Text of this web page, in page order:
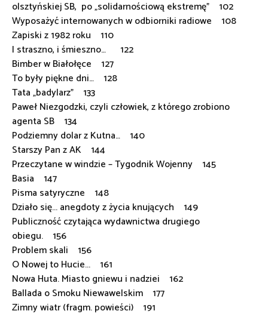
olsztyńskiej SB, po „solidarnościową ekstremę” 102
Wyposażyć internowanych w odbiorniki radiowe 108
Zapiski z 1982 roku 110
I straszno, i śmieszno… 122
Bimber w Białołęce 127
To były piękne dni… 128
Tata „badylarz” 133
Paweł Niezgodzki, czyli człowiek, z którego zrobiono
agenta SB 134
Podziemny dolar z Kutna… 140
Starszy Pan z AK 144
Przeczytane w windzie – Tygodnik Wojenny 145
Basia 147
Pisma satyryczne 148
Działo się... anegdoty z życia knujących 149
Publiczność czytająca wydawnictwa drugiego
obiegu. 156
Problem skali 156
O Nowej to Hucie... 161
Nowa Huta. Miasto gniewu i nadziei 162
Ballada o Smoku Niewawelskim 177
Zimny wiatr (fragm. powieści) 191